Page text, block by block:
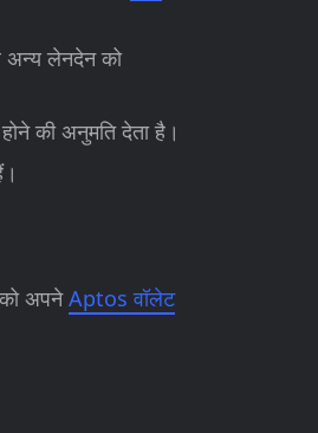
अन्य लेनदेन को
की अनुमति देता है।
अपनेAptos वॉलेट